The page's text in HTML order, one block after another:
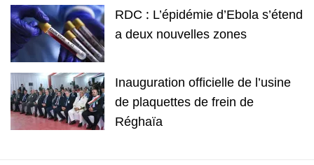
RDC : L’épidémie d’Ebola s’étend
a deux nouvelles zones
Inauguration officielle de l’usine
de plaquettes de frein de
Réghaïa